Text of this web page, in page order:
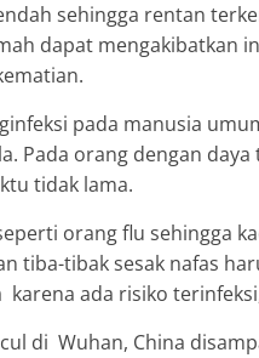
sehingga rentan
dapat mengakibatkan
pada manusia
Pada orang dengan
tidak lama.
orang flu sehingga
tiba-tibak sesak nafas
ada risiko
di Wuhan, China